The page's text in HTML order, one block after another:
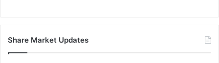
Share Market Updates